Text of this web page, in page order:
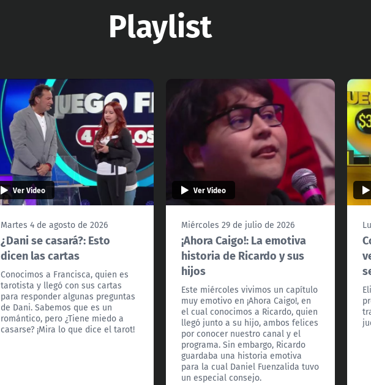
Playlist
Ver Video
Martes 4 de agosto de 2026
¿Dani se casará?: Esto
dicen las cartas
Conocimos a Francisca, quien es
tarotista y llegó con sus cartas
para responder algunas preguntas
de Dani. Sabemos que es un
romántico, pero ¿Tiene miedo a
casarse? ¡Mira lo que dice el tarot!
Ver Video
Miércoles 29 de julio de 2026
¡Ahora Caigo!: La emotiva
historia de Ricardo y sus
hijos
Este miércoles vivimos un capítulo
muy emotivo en ¡Ahora Caigo!, en
el cual conocimos a Ricardo, quien
llegó junto a su hijo, ambos felices
por conocer nuestro canal y el
programa. Sin embargo, Ricardo
guardaba una historia emotiva
para la cual Daniel Fuenzalida tuvo
un especial consejo.